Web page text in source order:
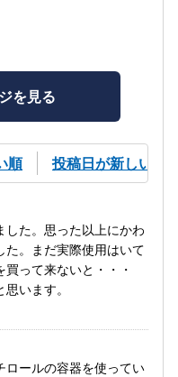
を見る
順 投稿日が新しい順
した。思った以上にかわ
た。まだ実際使用はいて
って来ないと・・・
います。
ロールの容器を使ってい